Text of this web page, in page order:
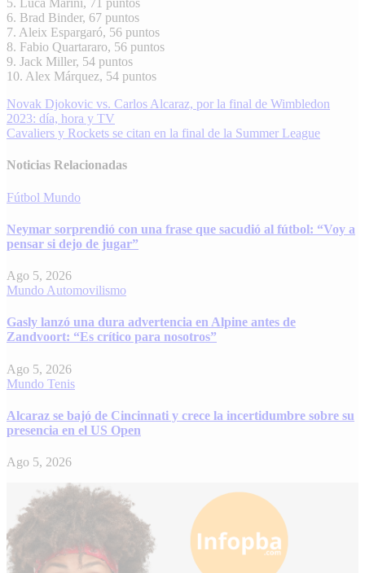
5. Luca Marini, 71 puntos
6. Brad Binder, 67 puntos
7. Aleix Espargaró, 56 puntos
8. Fabio Quartararo, 56 puntos
9. Jack Miller, 54 puntos
10. Alex Márquez, 54 puntos
Navegación
de
Novak Djokovic vs. Carlos Alcaraz, por la final de Wimbledon
2023: día, hora y TV
Cavaliers y Rockets se citan en la final de la Summer League
Noticias Relacionadas
Fútbol Mundo
Neymar sorprendió con una frase que sacudió al fútbol: “Voy a
pensar si dejo de jugar”
Ago 5, 2026
Mundo Automovilismo
Gasly lanzó una dura advertencia en Alpine antes de
Zandvoort: “Es crítico para nosotros”
Ago 5, 2026
Mundo Tenis
Alcaraz se bajó de Cincinnati y crece la incertidumbre sobre su
presencia en el US Open
Ago 5, 2026